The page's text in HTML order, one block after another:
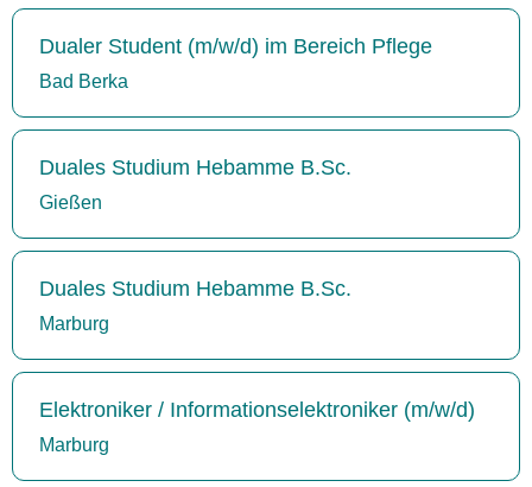
Dualer Student (m/w/d) im Bereich Pflege
Bad Berka
Duales Studium Hebamme B.Sc.
Gießen
Duales Studium Hebamme B.Sc.
Marburg
Elektroniker / Informationselektroniker (m/w/d)
Marburg